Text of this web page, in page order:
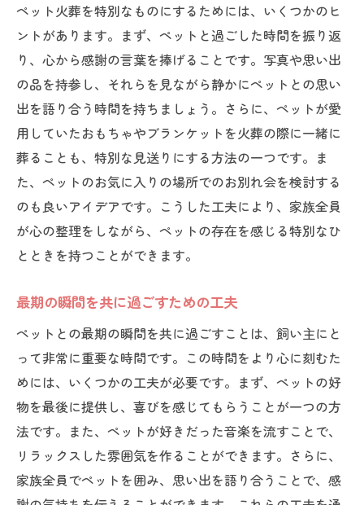
ペット火葬を特別なものにするためには、いくつかのヒ
ントがあります。まず、ペットと過ごした時間を振り返
り、心から感謝の言葉を捧げることです。写真や思い出
の品を持参し、それらを見ながら静かにペットとの思い
出を語り合う時間を持ちましょう。さらに、ペットが愛
用していたおもちゃやブランケットを火葬の際に一緒に
葬ることも、特別な見送りにする方法の一つです。ま
た、ペットのお気に入りの場所でのお別れ会を検討する
のも良いアイデアです。こうした工夫により、家族全員
が心の整理をしながら、ペットの存在を感じる特別なひ
とときを持つことができます。
最期の瞬間を共に過ごすための工夫
ペットとの最期の瞬間を共に過ごすことは、飼い主にと
って非常に重要な時間です。この時間をより心に刻むた
めには、いくつかの工夫が必要です。まず、ペットの好
物を最後に提供し、喜びを感じてもらうことが一つの方
法です。また、ペットが好きだった音楽を流すことで、
リラックスした雰囲気を作ることができます。さらに、
家族全員でペットを囲み、思い出を語り合うことで、感